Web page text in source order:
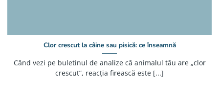
Clor crescut la câine sau pisică: ce înseamnă
Când vezi pe buletinul de analize că animalul tău are „clor
crescut”, reacția firească este [...]